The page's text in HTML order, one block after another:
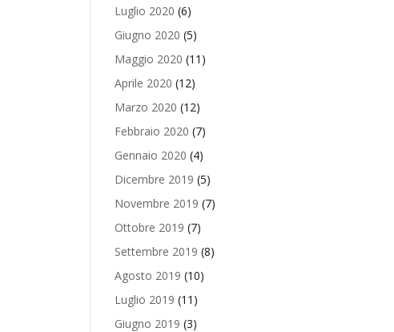
Luglio 2020 (6)
Giugno 2020 (5)
Maggio 2020 (11)
Aprile 2020 (12)
Marzo 2020 (12)
Febbraio 2020 (7)
Gennaio 2020 (4)
Dicembre 2019 (5)
Novembre 2019 (7)
Ottobre 2019 (7)
Settembre 2019 (8)
Agosto 2019 (10)
Luglio 2019 (11)
Giugno 2019 (3)